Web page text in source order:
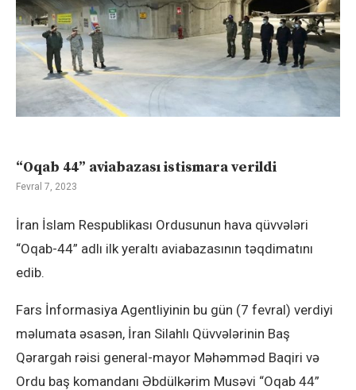
“Oqab 44” aviabazası istismara verildi
Fevral 7, 2023
İran İslam Respublikası Ordusunun hava qüvvələri
“Oqab-44” adlı ilk yeraltı aviabazasının təqdimatını
edib.
Fars İnformasiya Agentliyinin bu gün (7 fevral) verdiyi
məlumata əsasən, İran Silahlı Qüvvələrinin Baş
Qərargah rəisi general-mayor Məhəmməd Baqiri və
Ordu baş komandanı Əbdülkərim Musəvi “Oqab 44”